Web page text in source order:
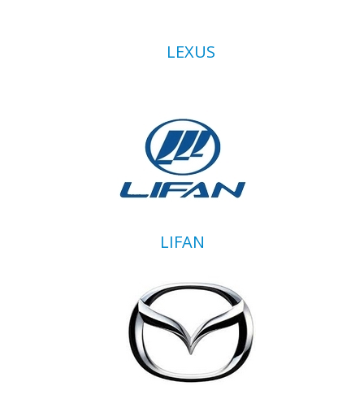
LEXUS
LIFAN